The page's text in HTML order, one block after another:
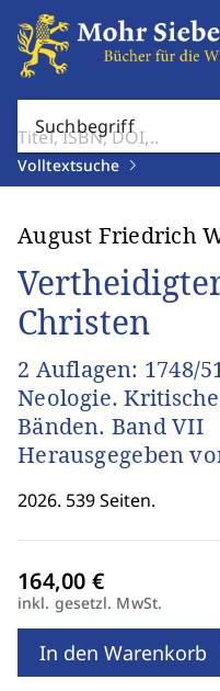
Suchbegriff
Volltextsuche
August Friedrich
Christen
2 Auflagen: 1748/
Neologie.
Bänden. Band VII
Herausgegeben
2026. 539 Seiten.
inkl. gesetzl. MwSt.
In den Warenkorb